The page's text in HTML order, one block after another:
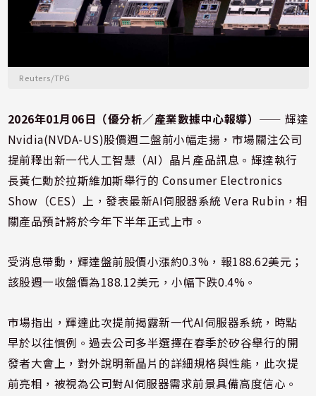
Reuters/TPG
2026年01月06日（優分析／產業數據中心報導） ⸺ 輝達
Nvidia(NVDA-US)股價週二盤前小幅走揚，市場關注公司
提前釋出新一代人工智慧（AI）晶片產品訊息。輝達執行
長黃仁勳於拉斯維加斯舉行的 Consumer Electronics
Show （CES）上，發表最新AI伺服器系統 Vera Rubin，相
關產品預計將於今年下半年正式上市。
受消息帶動，輝達盤前股價小漲約0.3%，報188.62美元；
該股週一收盤價為188.12美元，小幅下跌0.4%。
市場指出，輝達此次提前揭露新一代AI伺服器系統，時點
早於以往慣例。過去公司多半選擇在春季於矽谷舉行的開
發者大會上，對外說明新晶片的詳細規格與性能，此次提
前亮相，被視為公司對AI伺服器需求前景具備高度信心。